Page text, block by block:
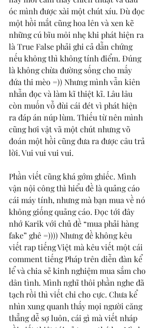
óc mình được xài một chút xíu. Dù đọc
một hồi mắt cũng hoa lên và xen kẽ
những cú bĩu môi nhẹ khi phát hiện ra
là True False phải ghi cả dẫn chứng
nếu không thì không tính điểm. Đúng
là không chừa đường sống cho mấy
đứa thi mèo =)) Nhưng mình vẫn kiên
nhẫn đọc và làm kĩ thiệt kĩ. Lâu lâu
còn muốn vỗ đùi cái đét vì phát hiện
ra đáp án núp lùm. Thiếu từ nên mình
cũng hơi vật vã một chút nhưng võ
đoán một hồi cũng đưa ra được câu trả
lời. Vui vui vui vui.
Phần viết cũng khá gớm ghiếc. Mình
vận nội công thì hiểu đề là quảng cáo
cái máy tính, nhưng mà bạn mua về nó
không giống quảng cáo. Đọc tới đây
nhớ Karik với chủ đề “mua phải hàng
fake” ghê =)))) Nhưng đề không kêu
viết rap tiếng Việt mà kêu viết một cái
comment tiếng Pháp trên diễn đàn kể
lể và chia sẻ kinh nghiệm mua sắm cho
dân tình. Mình nghĩ thôi phần nghe đã
tạch rồi thì viết chi cho cực. Chưa kể
nhìn xung quanh thấy mọi người căng
thẳng dễ sợ luôn, cái gì mà viết nháp